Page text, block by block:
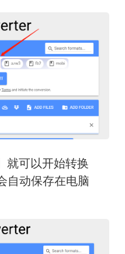
就可以开始转换
自动保存在电脑